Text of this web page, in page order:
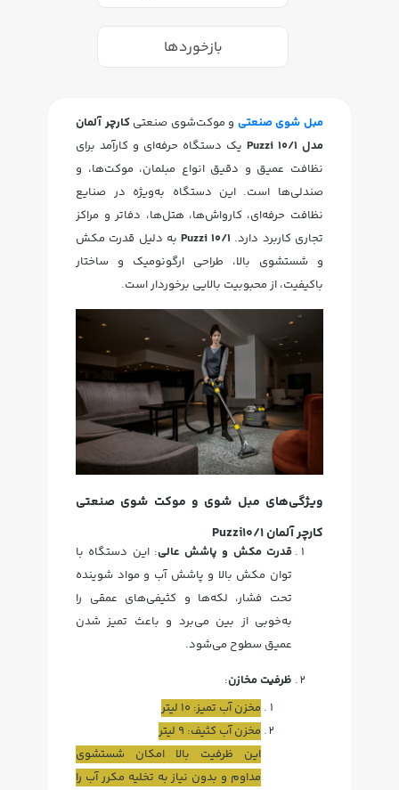
بازخوردها
مبل‌ شوی صنعتی و موکت‌شوی صنعتیکارچر آلمان
مدل Puzzi 10/1
یک دستگاه حرفه‌ای و کارآمد برای
نظافت عمیق و دقیق انواع مبلمان، موکت‌ها، و
صندلی‌ها است. این دستگاه به‌ویژه در صنایع
نظافت حرفه‌ای، کارواش‌ها، هتل‌ها، دفاتر و مراکز
تجاری کاربرد دارد. Puzzi 10/1 به دلیل قدرت مکش
و شستشوی بالا، طراحی ارگونومیک و ساختار
باکیفیت، از محبوبیت بالایی برخوردار است.
ویژگی‌های مبل شوی و موکت شوی صنعتی
کارچر آلمان Puzzi10/1
قدرت مکش و پاشش عالی: این دستگاه با
توان مکش بالا و پاشش آب و مواد شوینده
تحت فشار، لکه‌ها و کثیفی‌های عمقی را
به‌خوبی از بین می‌برد و باعث تمیز شدن
عمیق سطوح می‌شود.
ظرفیت مخازن:
مخزن آب تمیز: 10 لیتر
مخزن آب کثیف: 9 لیتر
این ظرفیت بالا امکان شستشوی
مداوم و بدون نیاز به تخلیه مکرر آب را